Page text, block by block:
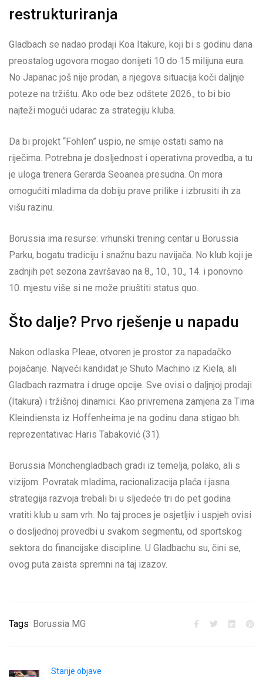
restrukturiranja
Gladbach se nadao prodaji Koa Itakure, koji bi s godinu dana
preostalog ugovora mogao donijeti 10 do 15 milijuna eura.
No Japanac još nije prodan, a njegova situacija koči daljnje
poteze na tržištu. Ako ode bez odštete 2026., to bi bio
najteži mogući udarac za strategiju kluba.
Da bi projekt “Fohlen” uspio, ne smije ostati samo na
riječima. Potrebna je dosljednost i operativna provedba, a tu
je uloga trenera Gerarda Seoanea presudna. On mora
omogućiti mladima da dobiju prave prilike i izbrusiti ih za
višu razinu.
Borussia ima resurse: vrhunski trening centar u Borussia
Parku, bogatu tradiciju i snažnu bazu navijača. No klub koji je
zadnjih pet sezona završavao na 8., 10., 10., 14. i ponovno
10. mjestu više si ne može priuštiti status quo.
Što dalje? Prvo rješenje u napadu
Nakon odlaska Pleae, otvoren je prostor za napadačko
pojačanje. Najveći kandidat je Shuto Machino iz Kiela, ali
Gladbach razmatra i druge opcije. Sve ovisi o daljnjoj prodaji
(Itakura) i tržišnoj dinamici. Kao privremena zamjena za Tima
Kleindiensta iz Hoffenheima je na godinu dana stigao bh.
reprezentativac Haris Tabaković (31).
Borussia Mönchengladbach gradi iz temelja, polako, ali s
vizijom. Povratak mladima, racionalizacija plaća i jasna
strategija razvoja trebali bi u sljedeće tri do pet godina
vratiti klub u sam vrh. No taj proces je osjetljiv i uspjeh ovisi
o dosljednoj provedbi u svakom segmentu, od sportskog
sektora do financijske discipline. U Gladbachu su, čini se,
ovog puta zaista spremni na taj izazov.
Tags Borussia MG
Starije objave